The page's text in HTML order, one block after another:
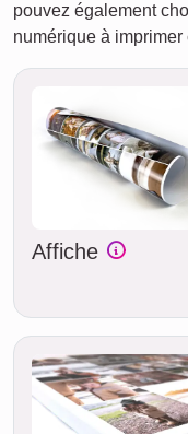
pouvez également
numérique à imprimer
Affiche